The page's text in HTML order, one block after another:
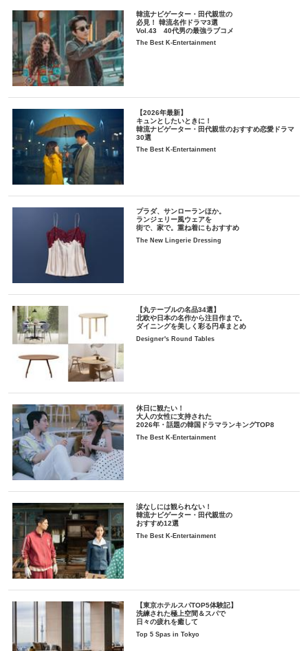
韓流ナビゲーター・田代親世の
必見！ 韓流名作ドラマ3選
Vol.43 40代男の最強ラブコメ
The Best K-Entertainment
【2026年最新】
キュンとしたいときに！
韓流ナビゲーター・田代親世のおすすめ恋愛ドラマ
30選
The Best K-Entertainment
プラダ、サンローランほか。
ランジェリー風ウェアを
街で、家で。重ね着にもおすすめ
The New Lingerie Dressing
【丸テーブルの名品34選】
北欧や日本の名作から注目作まで。
ダイニングを美しく彩る円卓まとめ
Designer's Round Tables
休日に観たい！
大人の女性に支持された
2026年・話題の韓国ドラマランキングTOP8
The Best K-Entertainment
涙なしには観られない！
韓流ナビゲーター・田代親世の
おすすめ12選
The Best K-Entertainment
【東京ホテルスパTOP5体験記】
洗練された極上空間＆スパで
日々の疲れを癒して
Top 5 Spas in Tokyo